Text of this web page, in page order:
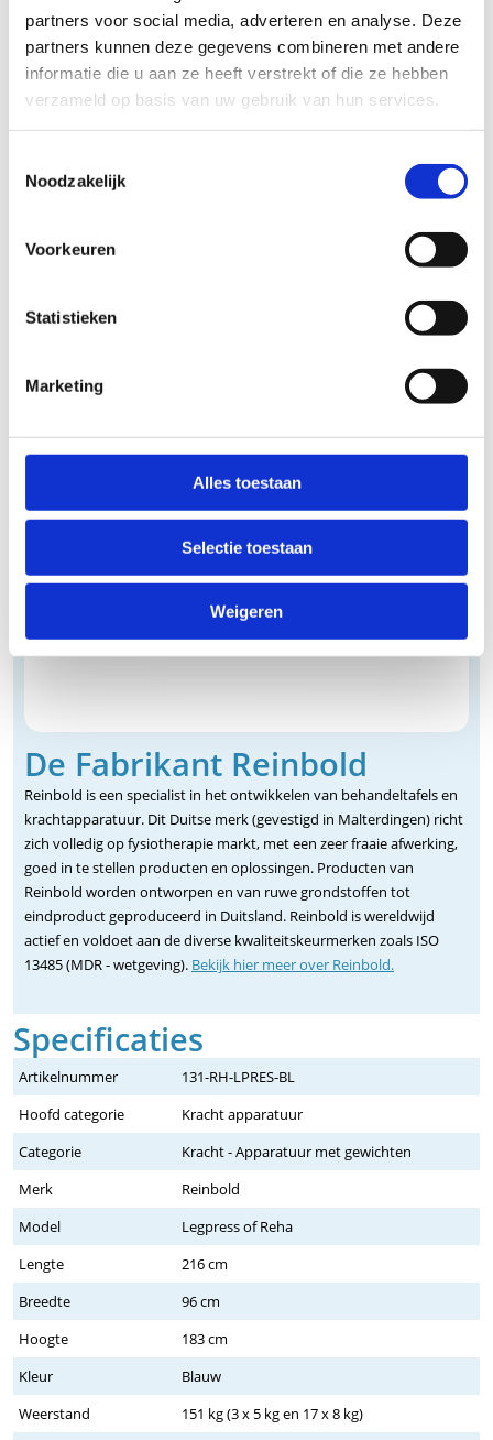
partners voor social media, adverteren en analyse. Deze
partners kunnen deze gegevens combineren met andere
informatie die u aan ze heeft verstrekt of die ze hebben
verzameld op basis van uw gebruik van hun services.
Noodzakelijk
Voorkeuren
Statistieken
Marketing
Alles toestaan
Selectie toestaan
Weigeren
De Fabrikant Reinbold
Reinbold is een specialist in het ontwikkelen van behandeltafels en
krachtapparatuur. Dit Duitse merk (gevestigd in Malterdingen) richt
zich volledig op fysiotherapie markt, met een zeer fraaie afwerking,
goed in te stellen producten en oplossingen. Producten van
Reinbold worden ontworpen en van ruwe grondstoffen tot
eindproduct geproduceerd in Duitsland. Reinbold is wereldwijd
actief en voldoet aan de diverse kwaliteitskeurmerken zoals ISO
13485 (MDR - wetgeving). Bekijk hier meer over Reinbold.
Specificaties
Artikelnummer
131-RH-LPRES-BL
Hoofd categorie
Kracht apparatuur
Categorie
Kracht - Apparatuur met gewichten
Merk
Reinbold
Model
Legpress of Reha
Lengte
216 cm
Breedte
96 cm
Hoogte
183 cm
Kleur
Blauw
Weerstand
151 kg (3 x 5 kg en 17 x 8 kg)